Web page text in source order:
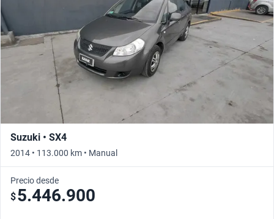
Suzuki • SX4
2014 • 113.000 km • Manual
Precio desde
$5.446.900